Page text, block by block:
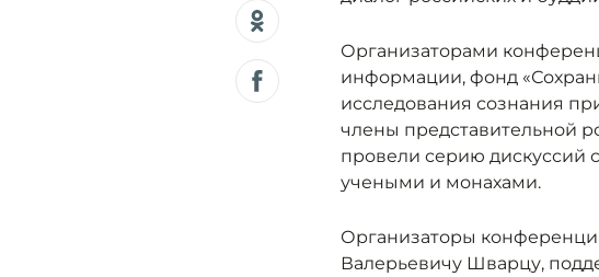
Организаторами
информации, фонд
исследования сознания
члены представительной
провели серию дискуссий
учеными и монахами.
Организаторы
Валерьевичу Шварцу,